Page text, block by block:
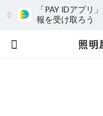
「PAY IDアプリ
報を受け取ろう
照明